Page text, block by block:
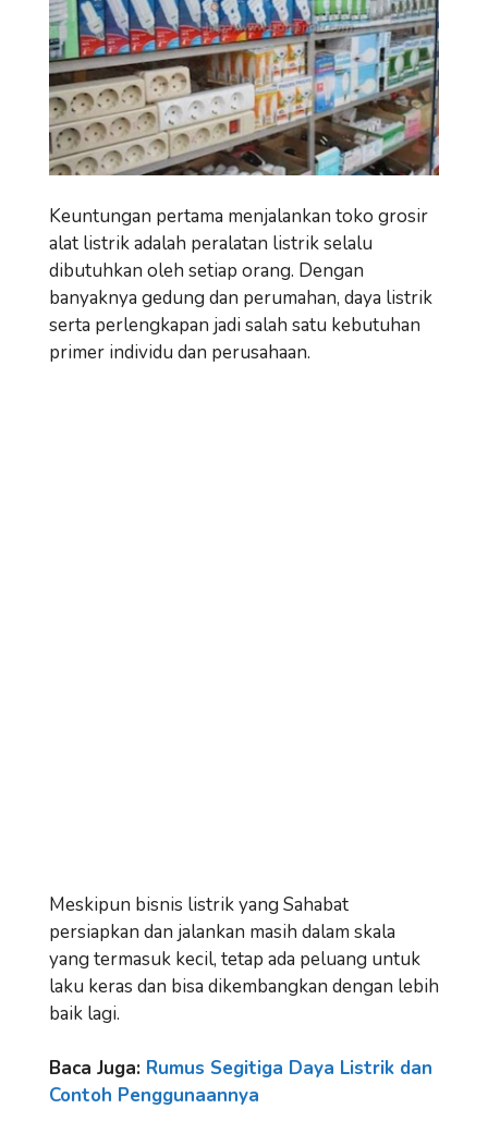
Keuntungan pertama menjalankan toko grosir
alat listrik adalah peralatan listrik selalu
dibutuhkan oleh setiap orang. Dengan
banyaknya gedung dan perumahan, daya listrik
serta perlengkapan jadi salah satu kebutuhan
primer individu dan perusahaan.
Meskipun bisnis listrik yang Sahabat
persiapkan dan jalankan masih dalam skala
yang termasuk kecil, tetap ada peluang untuk
laku keras dan bisa dikembangkan dengan lebih
baik lagi.
Baca Juga: Rumus Segitiga Daya Listrik dan
Contoh Penggunaannya